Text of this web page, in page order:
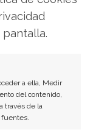
a ella, Medir
del contenido,
través de la